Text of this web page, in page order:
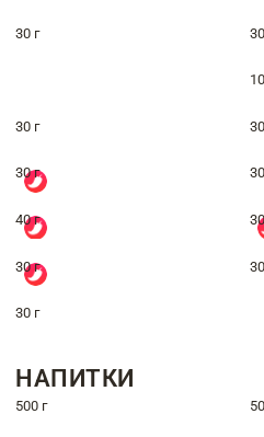
30 г
30 г
30 г
40 г
30 г
30 г
НАПИТКИ
500 г